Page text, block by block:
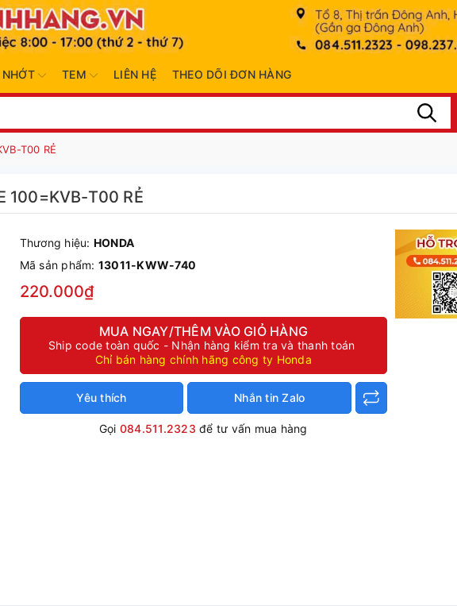
NHỚT TEM LIÊN HỆ THEO DÕI ĐƠN HÀNG
T00 RẺ
100=KVB-T00 RẺ
Thương hiệu: HONDA
Mã sản phẩm: 13011-KWW-740
220.000₫
MUA NGAY/THÊM VÀO GIỎ HÀNG
Ship code toàn quốc - Nhận hàng kiểm tra và thanh toán
Chỉ bán hàng chính hãng công ty Honda
Yêu thích Nhắn tin Zalo
Gọi 084.511.2323 để tư vấn mua hàng